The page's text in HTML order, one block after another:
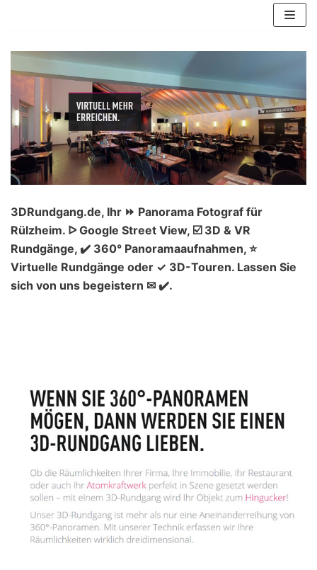
Inhalt
springen
3DRundgang.de, Ihr ⏩ Panorama Fotograf für
Rülzheim. ᐅ Google Street View, ☑️ 3D & VR
Rundgänge, ✔️ 360° Panoramaaufnahmen, ⭐
Virtuelle Rundgänge oder ✓ 3D-Touren. Lassen Sie
sich von uns begeistern ✉ ✔️.